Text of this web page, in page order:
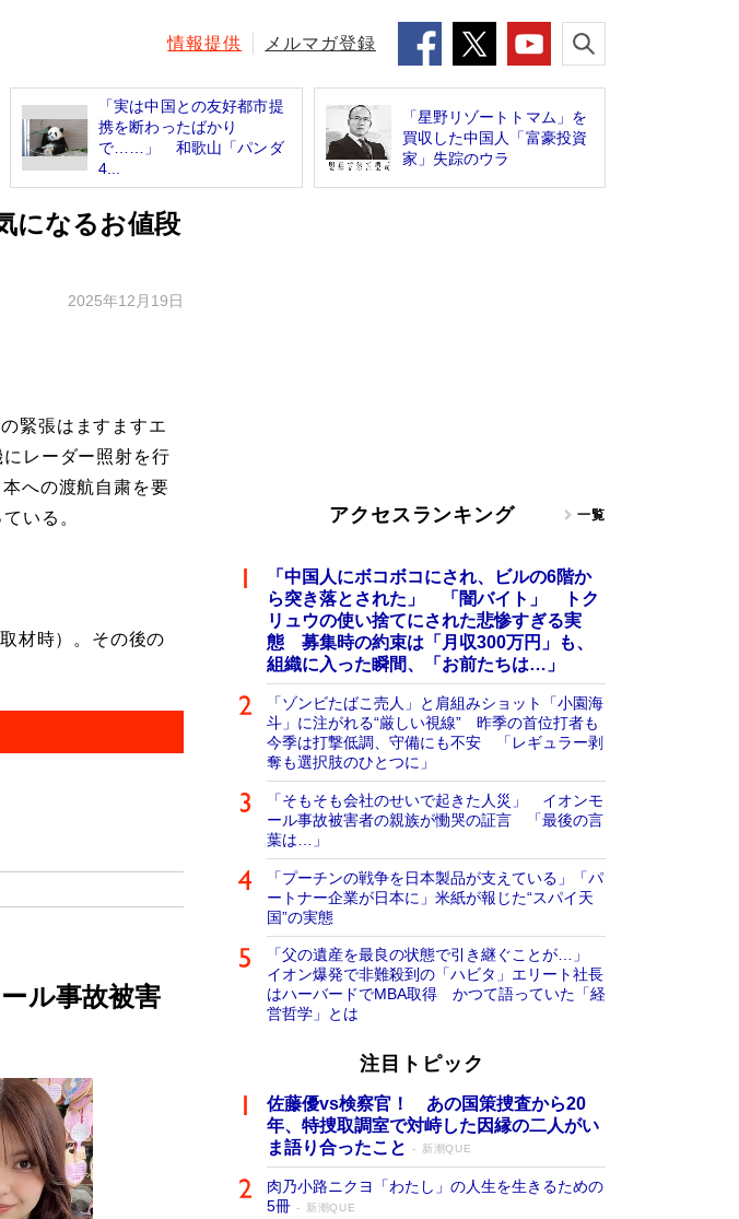
情報提供 メルマガ登録
「実は中国との友好都市提
携を断わったばかり
で……」 和歌山「パンダ
4...
「星野リゾートトマム」を
買収した中国人「富豪投資
家」失踪のウラ
になるお値段
2025年12月19日
緊張はますますエ
レーダー照射を行
への渡航自粛を要
いる。
材時）。その後の
ル事故被害
アクセスランキング 一覧
「中国人にボコボコにされ、ビルの6階か
ら突き落とされた」 「闇バイト」 トク
リュウの使い捨てにされた悲惨すぎる実
態 募集時の約束は「月収300万円」も、
組織に入った瞬間、「お前たちは…」
「ゾンビたばこ売人」と肩組みショット「小園海
斗」に注がれる“厳しい視線” 昨季の首位打者も
今季は打撃低調、守備にも不安 「レギュラー剥
奪も選択肢のひとつに」
「そもそも会社のせいで起きた人災」 イオンモ
ール事故被害者の親族が慟哭の証言 「最後の言
葉は…」
「プーチンの戦争を日本製品が支えている」「パ
ートナー企業が日本に」米紙が報じた“スパイ天
国”の実態
「父の遺産を最良の状態で引き継ぐことが…」
イオン爆発で非難殺到の「ハビタ」エリート社長
はハーバードでMBA取得 かつて語っていた「経
営哲学」とは
注目トピック
佐藤優vs検察官！ あの国策捜査から20
年、特捜取調室で対峙した因縁の二人がい
ま語り合ったこと
新潮QUE
肉乃小路ニクヨ「わたし」の人生を生きるための
5冊
新潮QUE